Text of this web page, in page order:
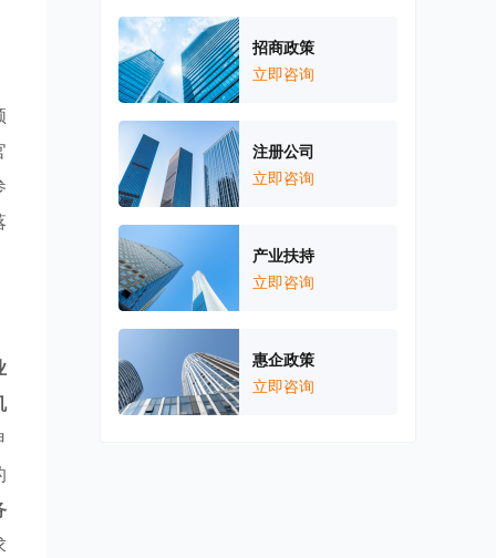
招商政策
立即咨询
注册公司
立即咨询
产业扶持
立即咨询
惠企政策
立即咨询